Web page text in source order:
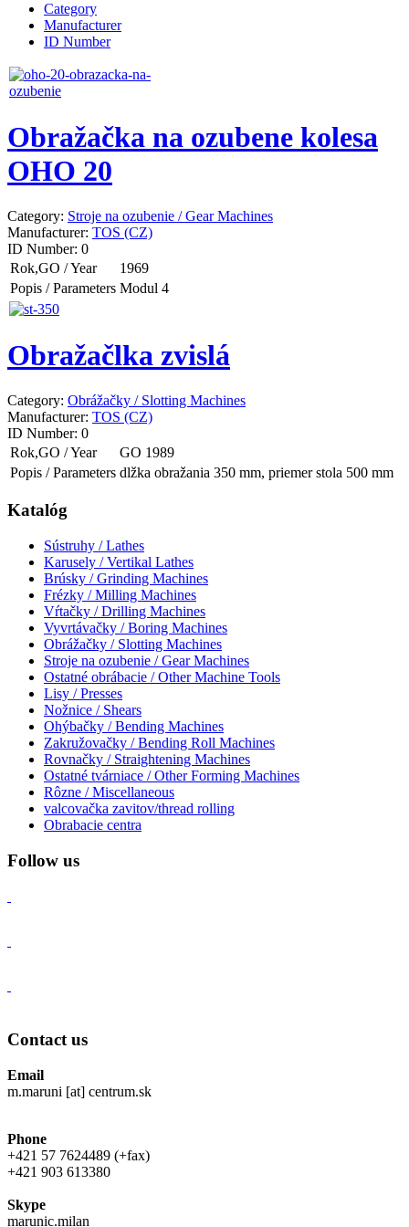
Category
Manufacturer
ID Number
Obražačka na ozubene kolesa
OHO 20
Category: Stroje na ozubenie / Gear Machines
Manufacturer: TOS (CZ)
ID Number: 0
Rok,GO / Year
1969
Popis / Parameters Modul 4
Obražačlka zvislá
Category: Obrážačky / Slotting Machines
Manufacturer: TOS (CZ)
ID Number: 0
Rok,GO / Year
GO 1989
Popis / Parameters dlžka obražania 350 mm, priemer stola 500 mm
Katalóg
Sústruhy / Lathes
Karusely / Vertikal Lathes
Brúsky / Grinding Machines
Frézky / Milling Machines
Vŕtačky / Drilling Machines
Vyvrtávačky / Boring Machines
Obrážačky / Slotting Machines
Stroje na ozubenie / Gear Machines
Ostatné obrábacie / Other Machine Tools
Lisy / Presses
Nožnice / Shears
Ohýbačky / Bending Machines
Zakružovačky / Bending Roll Machines
Rovnačky / Straightening Machines
Ostatné tvárniace / Other Forming Machines
Rôzne / Miscellaneous
valcovačka zavitov/thread rolling
Obrabacie centra
Follow us
Contact us
Email
m.maruni [at] centrum.sk
Phone
+421 57 7624489 (+fax)
+421 903 613380
Skype
marunic.milan